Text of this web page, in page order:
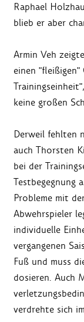
Raphael
blieb er aber
Armin Veh
einen
keine großen
Derweil fehlten
auch Thorsten
bei der
Testbegegnung
Probleme mit
Abwehrspieler
individuelle
vergangenen
Fuß und muss
dosieren. Auch
verdrehte sich